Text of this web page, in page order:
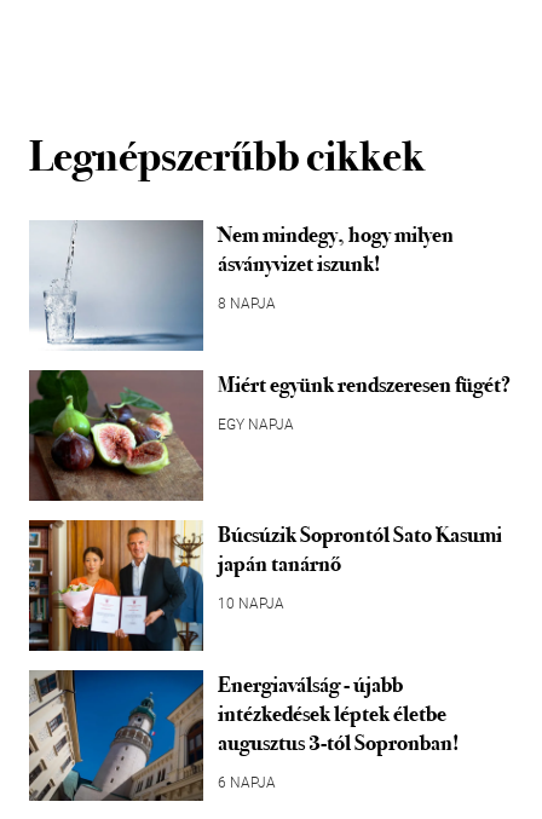
Legnépszerűbb cikkek
Nem mindegy, hogy milyen
ásványvizet iszunk!
8 NAPJA
Miért együnk rendszeresen fügét?
EGY NAPJA
Búcsúzik Soprontól Sato Kasumi
japán tanárnő
10 NAPJA
Energiaválság - újabb
intézkedések léptek életbe
augusztus 3-tól Sopronban!
6 NAPJA